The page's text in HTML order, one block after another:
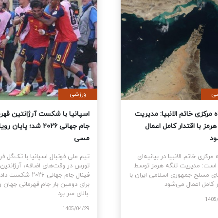
نمایندگان آمریکا قطعنامه
جنگ علیه ایران را تصویب کرد
نمایندگان ایالات متحده
قطعنامه اختیارات جنگی برای
توقف و پایان جنگ علیه ایران را با ۲۱۵
رای موافق در برابر ۲۰۸ رای مخالف
سیاسی
قرارگاه مرکزی خاتم الانبیا:
تنگه هرمز با اقتدار کامل اعمال
می‌شود
قرارگاه مرکزی خاتم الانبیا در
آورده است: مدیریت تنگه هرمز
نیروهای مسلح جمهوری اسلامی
اقتدار کامل اعمال می‌شود.